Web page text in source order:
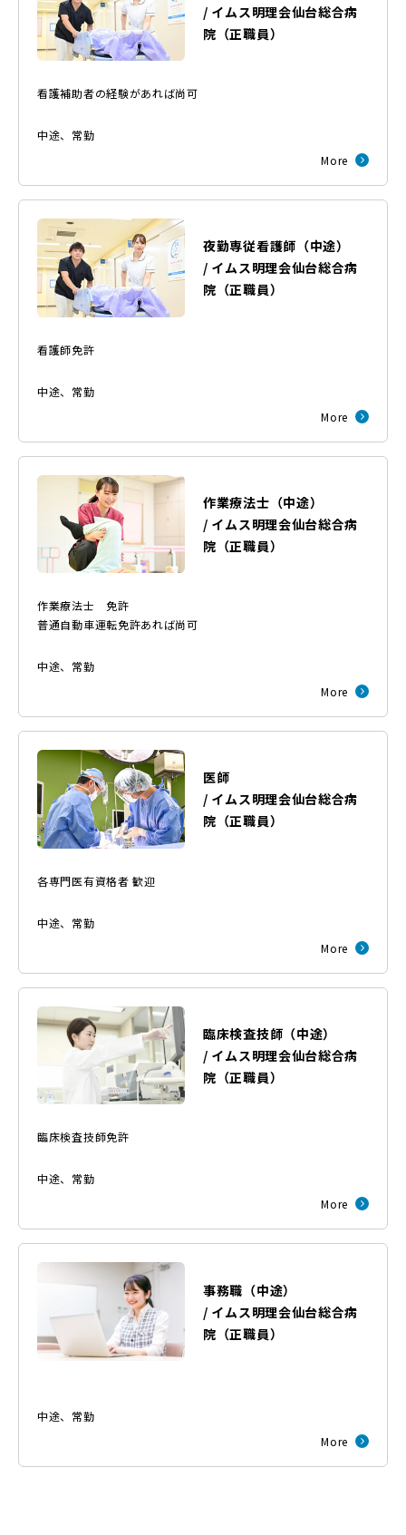
/ イムス明理会仙台総合病
院 （正職員）
看護補助者の経験があれば尚可
中途、 常勤
More
夜勤専従看護師（中途）
/ イムス明理会仙台総合病
院 （正職員）
看護師免許
中途、 常勤
More
作業療法士（中途）
/ イムス明理会仙台総合病
院 （正職員）
作業療法士 免許
普通自動車運転免許あれば尚可
中途、 常勤
More
医師
/ イムス明理会仙台総合病
院 （正職員）
各専門医有資格者 歓迎
中途、 常勤
More
臨床検査技師（中途）
/ イムス明理会仙台総合病
院 （正職員）
臨床検査技師免許
中途、 常勤
More
事務職（中途）
/ イムス明理会仙台総合病
院 （正職員）
中途、 常勤
More